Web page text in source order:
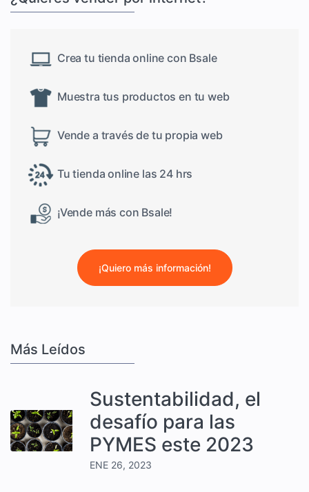
Crea tu tienda online con Bsale
Muestra tus productos en tu web
Vende a través de tu propia web
Tu tienda online las 24 hrs
¡Vende más con Bsale!
¡Quiero más información!
Más Leídos
Sustentabilidad, el
desafío para las
PYMES este 2023
ENE 26, 2023